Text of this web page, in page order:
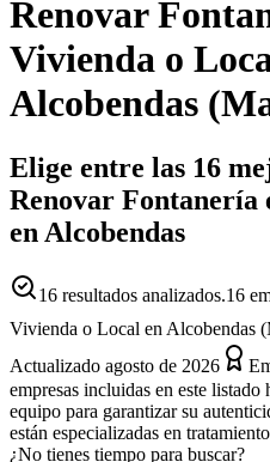
Renovar
Vivienda o
Alcobendas (
Elige entre las 16
Renovar Fontanería
en Alcobendas
16 resultados analizados.16
Vivienda o Local en Alcobendas
Actualizado agosto de 2026
empresas incluidas en este
equipo para garantizar su
están especializadas en
¿No tienes tiempo para buscar?